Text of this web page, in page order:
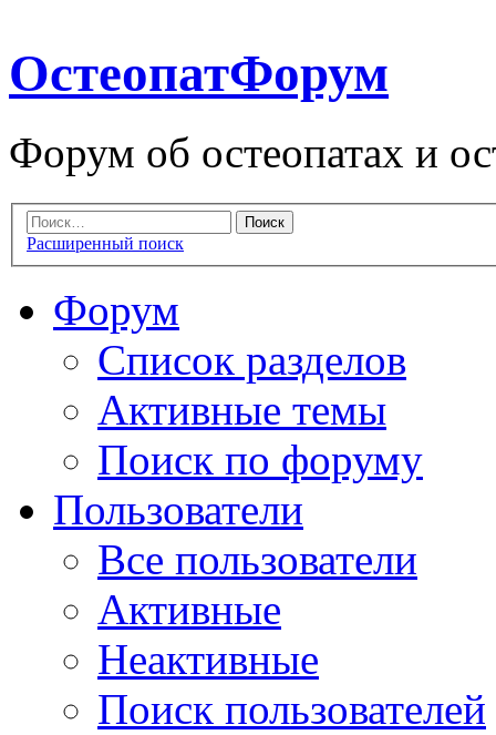
ОстеопатФорум
Форум об остеопатах и
Расширенный поиск
Форум
Список разделов
Активные темы
Поиск по форуму
Пользователи
Все пользователи
Активные
Неактивные
Поиск пользователей